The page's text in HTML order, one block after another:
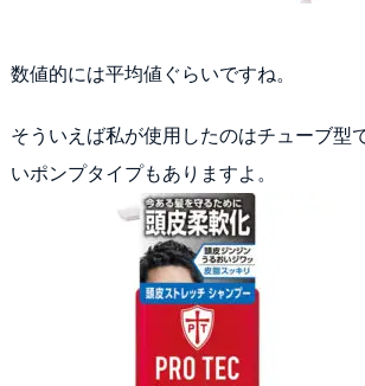
数値的には平均値ぐらいですね。
そういえば私が使用したのはチューブ型
いポンプタイプもありますよ。